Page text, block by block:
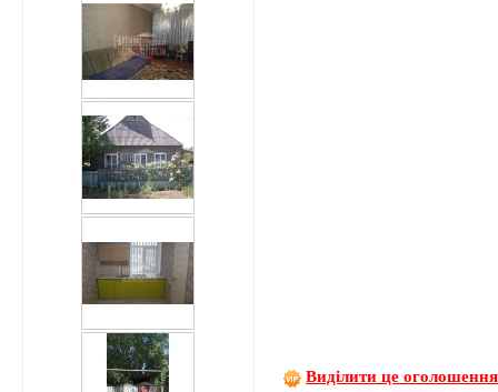
Виділити це оголошення